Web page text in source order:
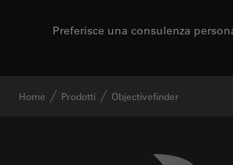
Preferisce una consulenza
Home Prodotti Objectivefinder